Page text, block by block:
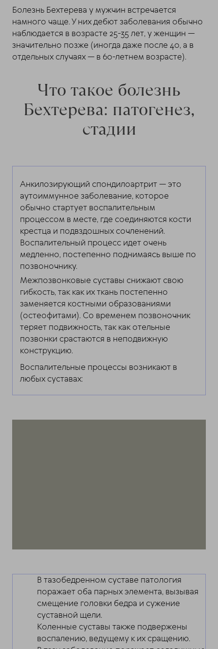
Болезнь Бехтерева у мужчин встречается
намного чаще. У них дебют заболевания обычно
наблюдается в возрасте 25-35 лет, у женщин —
значительно позже (иногда даже после 40, а в
отдельных случаях — в 60-летнем возрасте).
Что такое болезнь
Бехтерева: патогенез,
стадии
Анкилозирующий спондилоартрит — это
аутоиммунное заболевание, которое
обычно стартует воспалительным
процессом в месте, где соединяются кости
крестца и подвздошных сочленений.
Воспалительный процесс идет очень
медленно, постепенно поднимаясь выше по
позвоночнику.
Межпозвонковые суставы снижают свою
гибкость, так как их ткань постепенно
заменяется костными образованиями
(остеофитами). Со временем позвоночник
теряет подвижность, так как отельные
позвонки срастаются в неподвижную
конструкцию.
Воспалительные процессы возникают в
любых суставах:
В тазобедренном суставе патология
поражает оба парных элемента, вызывая
смещение головки бедра и сужение
суставной щели.
Коленные суставы также подвержены
воспалению, ведущему к их сращению.